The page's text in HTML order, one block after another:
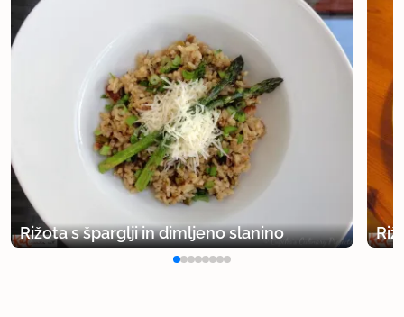
Rižota s šparglji in dimljeno slanino